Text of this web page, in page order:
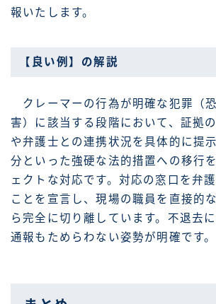
報いたします。
【良い例】の解説
クレーマーの行為が明確な犯罪（
害）に該当する段階において、証拠
や弁護士との連携状況を具体的に提
分といった強硬な法的措置への移行
ェクトな対応です。対応の窓口を弁
ことを宣言し、現場の職員を直接的
ら完全に切り離しています。不退去
通報もためらわない姿勢が明確です。